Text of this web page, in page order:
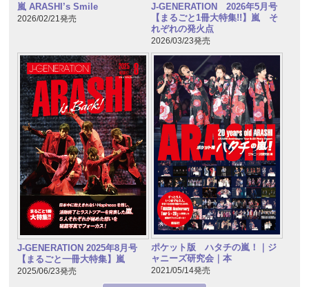
嵐 ARASHI’s Smile
2026/02/21発売
J-GENERATION 2026年5月号
【まるごと1冊大特集!!】嵐 そ
れぞれの発火点
2026/03/23発売
J-GENERATION 2025年8月号
【まるごと一冊大特集】嵐
2025/06/23発売
ポケット版 ハタチの嵐！｜ジ
ャニーズ研究会｜本
2021/05/14発売